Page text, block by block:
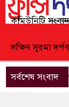
কমিউনিটি সংবাদ
দক্ষিণ সুরমা দর্পণ
সর্বশেষ সংবাদ
সৌদি আরবে